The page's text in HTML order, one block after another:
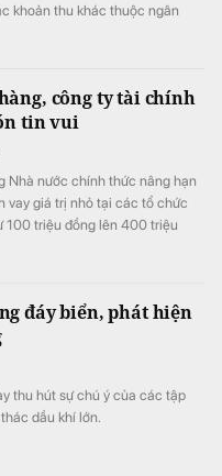
khoản thu khác thuộc ngân
công ty tài chính
tin vui
Nhà nước chính thức nâng hạn
vay giá trị nhỏ tại các tổ chức
100 triệu đồng lên 400 triệu
chính.đáy biển, phát hiện
thu hút sự chú ý của các tập
dầu khí lớn.